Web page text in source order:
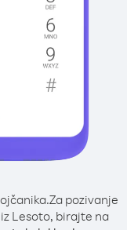
Za pozivanje
Lesoto, birajte na